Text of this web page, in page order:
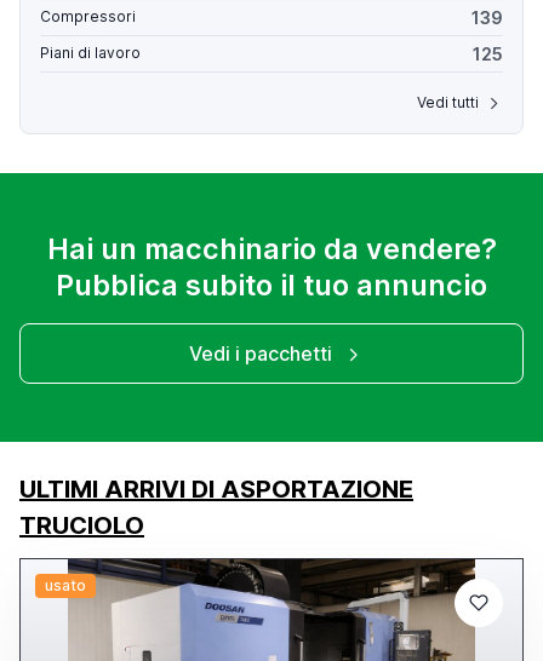
Compressori 139
Piani di lavoro 125
Vedi tutti
Hai un macchinario da vendere?
Pubblica subito il tuo annuncio
Vedi i pacchetti
ULTIMI ARRIVI DI ASPORTAZIONE
TRUCIOLO
usato